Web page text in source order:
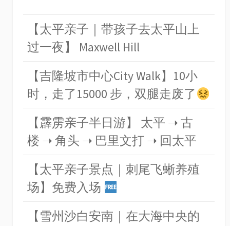
【太平亲子｜带孩子去太平山上
过一夜】 Maxwell Hill
【吉隆坡市中心City Walk】10小
时，走了15000 步，双腿走废了
【霹雳亲子半日游】 太平 ➝ 古
楼 ➝ 角头 ➝ 巴里文打 ➝ 回太平
【太平亲子景点｜刺尾飞蜥养殖
场】免费入场
【雪州沙白安南｜在大海中央的